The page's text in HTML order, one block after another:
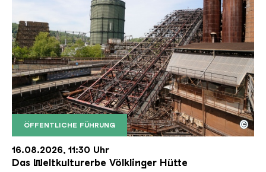
ÖFFENTLICHE FÜHRUNG
Der Erzschrägaufzug der Völklinger Hütte mit
Copyright: Weltkulturerbe Völklinger Hütte | Karl
©
16.08.2026, 11:30 Uhr
Das Weltkulturerbe Völklinger Hütte